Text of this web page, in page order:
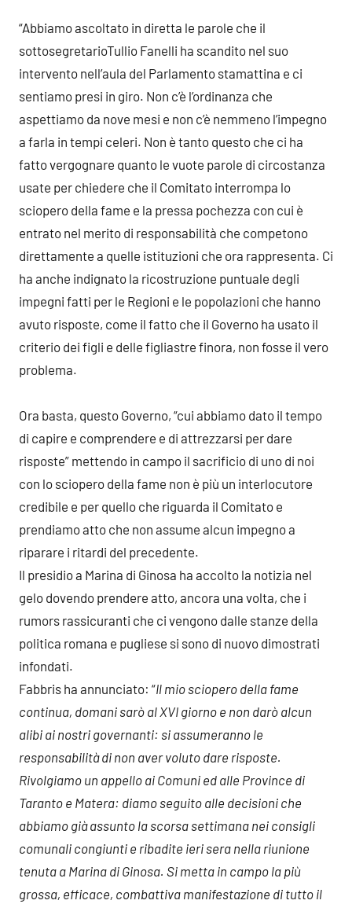
“Abbiamo ascoltato in diretta le parole che il
sottosegretarioTullio Fanelli ha scandito nel suo
intervento nell’aula del Parlamento stamattina e ci
sentiamo presi in giro. Non c’è l’ordinanza che
aspettiamo da nove mesi e non c’è nemmeno l’impegno
a farla in tempi celeri. Non è tanto questo che ci ha
fatto vergognare quanto le vuote parole di circostanza
usate per chiedere che il Comitato interrompa lo
sciopero della fame e la pressa pochezza con cui è
entrato nel merito di responsabilità che competono
direttamente a quelle istituzioni che ora rappresenta. Ci
ha anche indignato la ricostruzione puntuale degli
impegni fatti per le Regioni e le popolazioni che hanno
avuto risposte, come il fatto che il Governo ha usato il
criterio dei figli e delle figliastre finora, non fosse il vero
problema.
Ora basta, questo Governo, “cui abbiamo dato il tempo
di capire e comprendere e di attrezzarsi per dare
risposte” mettendo in campo il sacrificio di uno di noi
con lo sciopero della fame non è più un interlocutore
credibile e per quello che riguarda il Comitato e
prendiamo atto che non assume alcun impegno a
riparare i ritardi del precedente.
Il presidio a Marina di Ginosa ha accolto la notizia nel
gelo dovendo prendere atto, ancora una volta, che i
rumors rassicuranti che ci vengono dalle stanze della
politica romana e pugliese si sono di nuovo dimostrati
infondati.
Fabbris ha annunciato: “Il mio sciopero della fame
continua, domani sarò al XVI giorno e non darò alcun
alibi ai nostri governanti: si assumeranno le
responsabilità di non aver voluto dare risposte.
Rivolgiamo un appello ai Comuni ed alle Province di
Taranto e Matera: diamo seguito alle decisioni che
abbiamo già assunto la scorsa settimana nei consigli
comunali congiunti e ribadite ieri sera nella riunione
tenuta a Marina di Ginosa. Si metta in campo la più
grossa, efficace, combattiva manifestazione di tutto il